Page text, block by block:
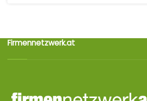
Firmennetzwerk.at